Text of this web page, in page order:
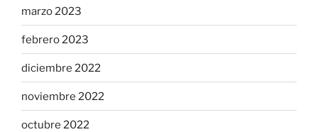
marzo 2023
febrero 2023
diciembre 2022
noviembre 2022
octubre 2022